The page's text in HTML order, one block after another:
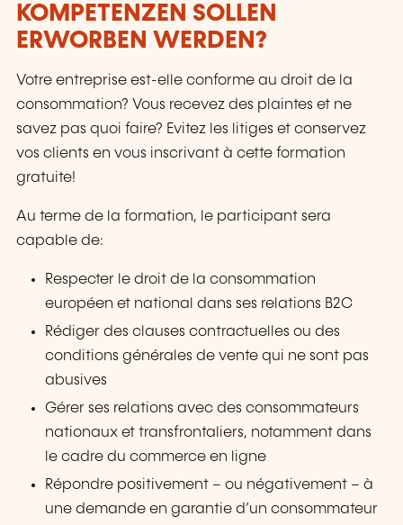
KOMPETENZEN SOLLEN
ERWORBEN WERDEN?
Votre entreprise est-elle conforme au droit de la
consommation? Vous recevez des plaintes et ne
savez pas quoi faire? Evitez les litiges et conservez
vos clients en vous inscrivant à cette formation
gratuite!
Au terme de la formation, le participant sera
capable de:
Respecter le droit de la consommation
européen et national dans ses relations B2C
Rédiger des clauses contractuelles ou des
conditions générales de vente qui ne sont pas
abusives
Gérer ses relations avec des consommateurs
nationaux et transfrontaliers, notamment dans
le cadre du commerce en ligne
Répondre positivement – ou négativement – à
une demande en garantie d’un consommateur